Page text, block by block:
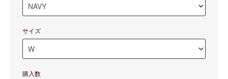
サイズ
購入数